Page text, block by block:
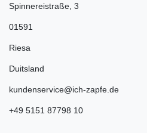
Spinnereistraße 3
01591
Riesa
Duitsland
kundenservice@ich-zapfe.de
+49 5151 87798 10